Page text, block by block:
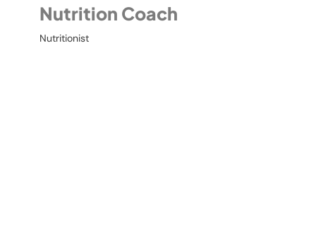
Nutrition Coach
Nutritionist